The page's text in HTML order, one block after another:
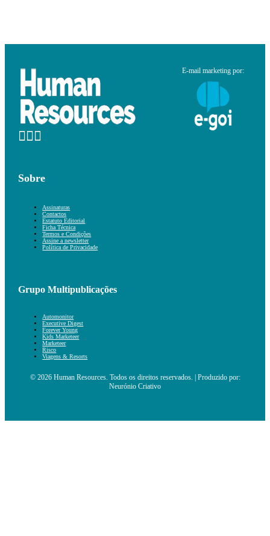
E-mail marketing por:
Sobre
Assinaturas
Contactos
Estatuto Editorial
Ficha Técnica
Termos e Condições
Assine a newsletter
Política de Privacidade
Grupo Multipublicações
Automonitor
Executive Digest
Forever Young
Kids Marketeer
Marketeer
Risco
Viagens & Resorts
© 2026 Human Resources. Todos os direitos reservados. | Produzido por:
Neurónio Criativo